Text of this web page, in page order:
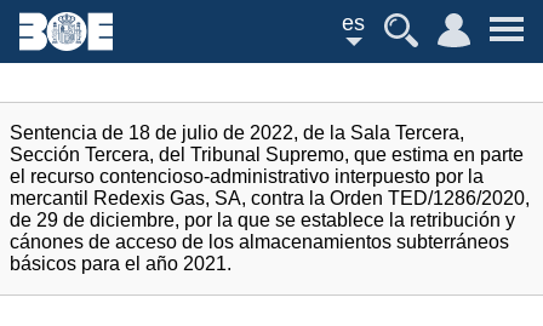
es
Sentencia de 18 de julio de 2022, de la Sala Tercera,
Sección Tercera, del Tribunal Supremo, que estima en parte
el recurso contencioso-administrativo interpuesto por la
mercantil Redexis Gas, SA, contra la Orden TED/1286/2020,
de 29 de diciembre, por la que se establece la retribución y
cánones de acceso de los almacenamientos subterráneos
básicos para el año 2021.